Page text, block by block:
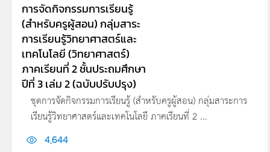
การจัดกิจกรรมการเรียนรู้
(สำหรับครูผู้สอน) กลุ่มสาระ
การเรียนรู้วิทยาศาสตร์และ
เทคโนโลยี (วิทยาศาสตร์)
ภาคเรียนที่ 2 ชั้นประถมศึกษา
ปีที่ 3 เล่ม 2 (ฉบับปรับปรุง)
ชุดการจัดกิจกรรมการเรียนรู้ (สำหรับครูผู้สอน) กลุ่มสาระการ
เรียนรู้วิทยาศาสตร์และเทคโนโลยี ภาคเรียนที่ 2 ...
4,644